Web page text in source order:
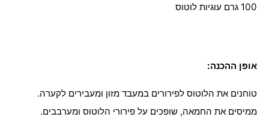
100 גרם עוגיות לוטוס
אופן ההכנה:
טוחנים את הלוטוס לפירורים במעבד מזון ומעבירים לקערה.
ממיסים את החמאה, שופכים על פירורי הלוטוס ומערבבים.